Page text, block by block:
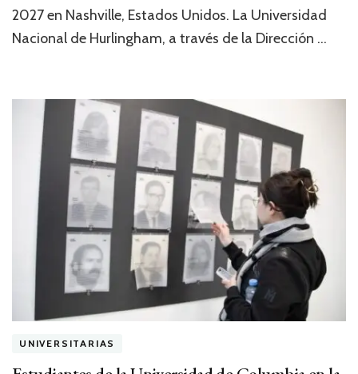
2027 en Nashville, Estados Unidos. La Universidad
Nacional de Hurlingham, a través de la Dirección …
UNIVERSITARIAS